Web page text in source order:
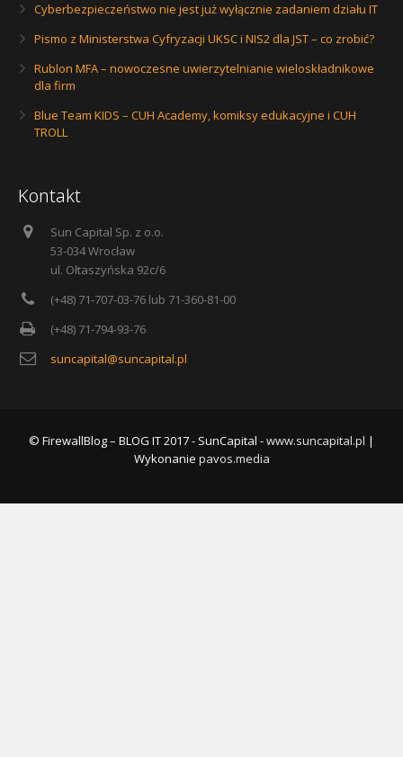
Cyberbezpieczeństwo nie jest już wyłącznie zadaniem działu IT
Pismo z Ministerstwa Cyfryzacji UKSC i NIS2 dla JST – co zrobić?
Rublon MFA – nowoczesne uwierzytelnianie wieloskładnikowe
dla firm
Blue Team KIDS – CUH Academy, komiksy edukacyjne i CUH
TROLL
Kontakt
Sun Capital Sp. z o.o.
53-034 Wrocław
ul. Ołtaszyńska 92c/6
(+48) 71-707-03-76 lub 71-360-81-00
(+48) 71-794-93-76
suncapital@suncapital.pl
© FirewallBlog – BLOG IT 2017 - SunCapital -www.suncapital.pl |
Wykonanie pavos.media